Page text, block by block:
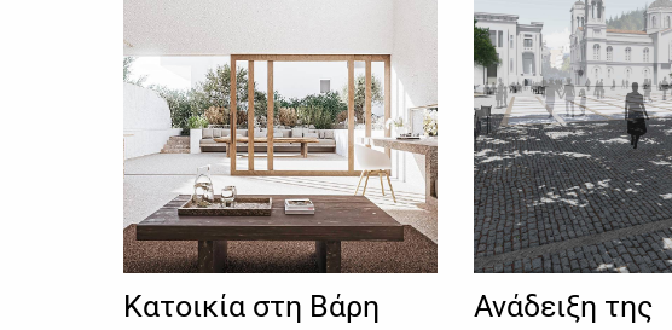
Κατοικία στη Βάρη
Ανάδειξη της